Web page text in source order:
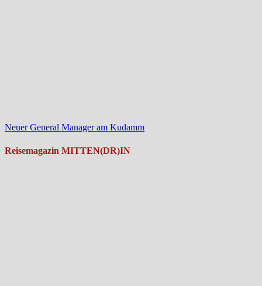
Neuer General Manager am Kudamm
Reisemagazin MITTEN(DR)IN